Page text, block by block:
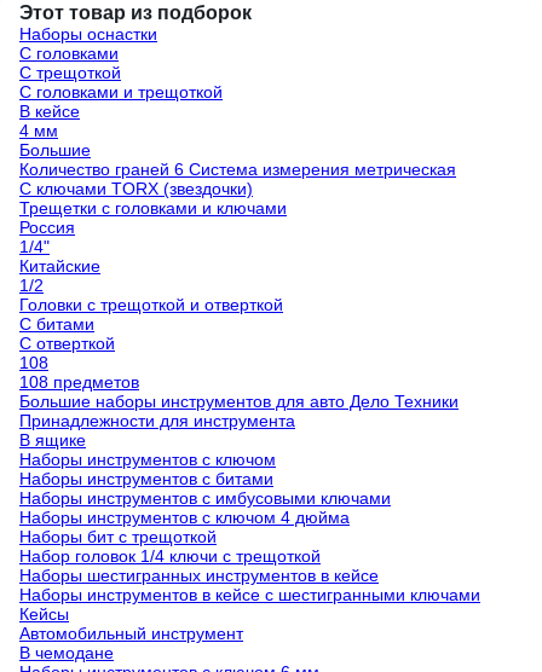
Этот товар из подборок
Наборы оснастки
С головками
С трещоткой
С головками и трещоткой
В кейсе
4 мм
Большие
Количество граней 6 Система измерения метрическая
С ключами TORX (звездочки)
Трещетки с головками и ключами
Россия
1/4"
Китайские
1/2
Головки с трещоткой и отверткой
С битами
С отверткой
108
108 предметов
Большие наборы инструментов для авто Дело Техники
Принадлежности для инструмента
В ящике
Наборы инструментов с ключом
Наборы инструментов с битами
Наборы инструментов с имбусовыми ключами
Наборы инструментов с ключом 4 дюйма
Наборы бит с трещоткой
Набор головок 1/4 ключи с трещоткой
Наборы шестигранных инструментов в кейсе
Наборы инструментов в кейсе с шестигранными ключами
Кейсы
Автомобильный инструмент
В чемодане